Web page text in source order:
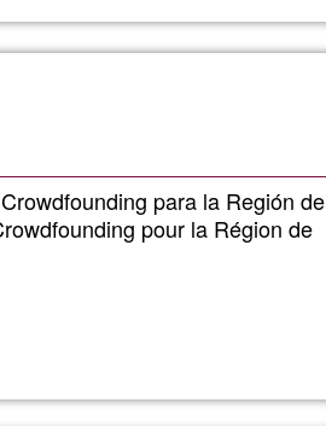
para la Región de
pour la Région de